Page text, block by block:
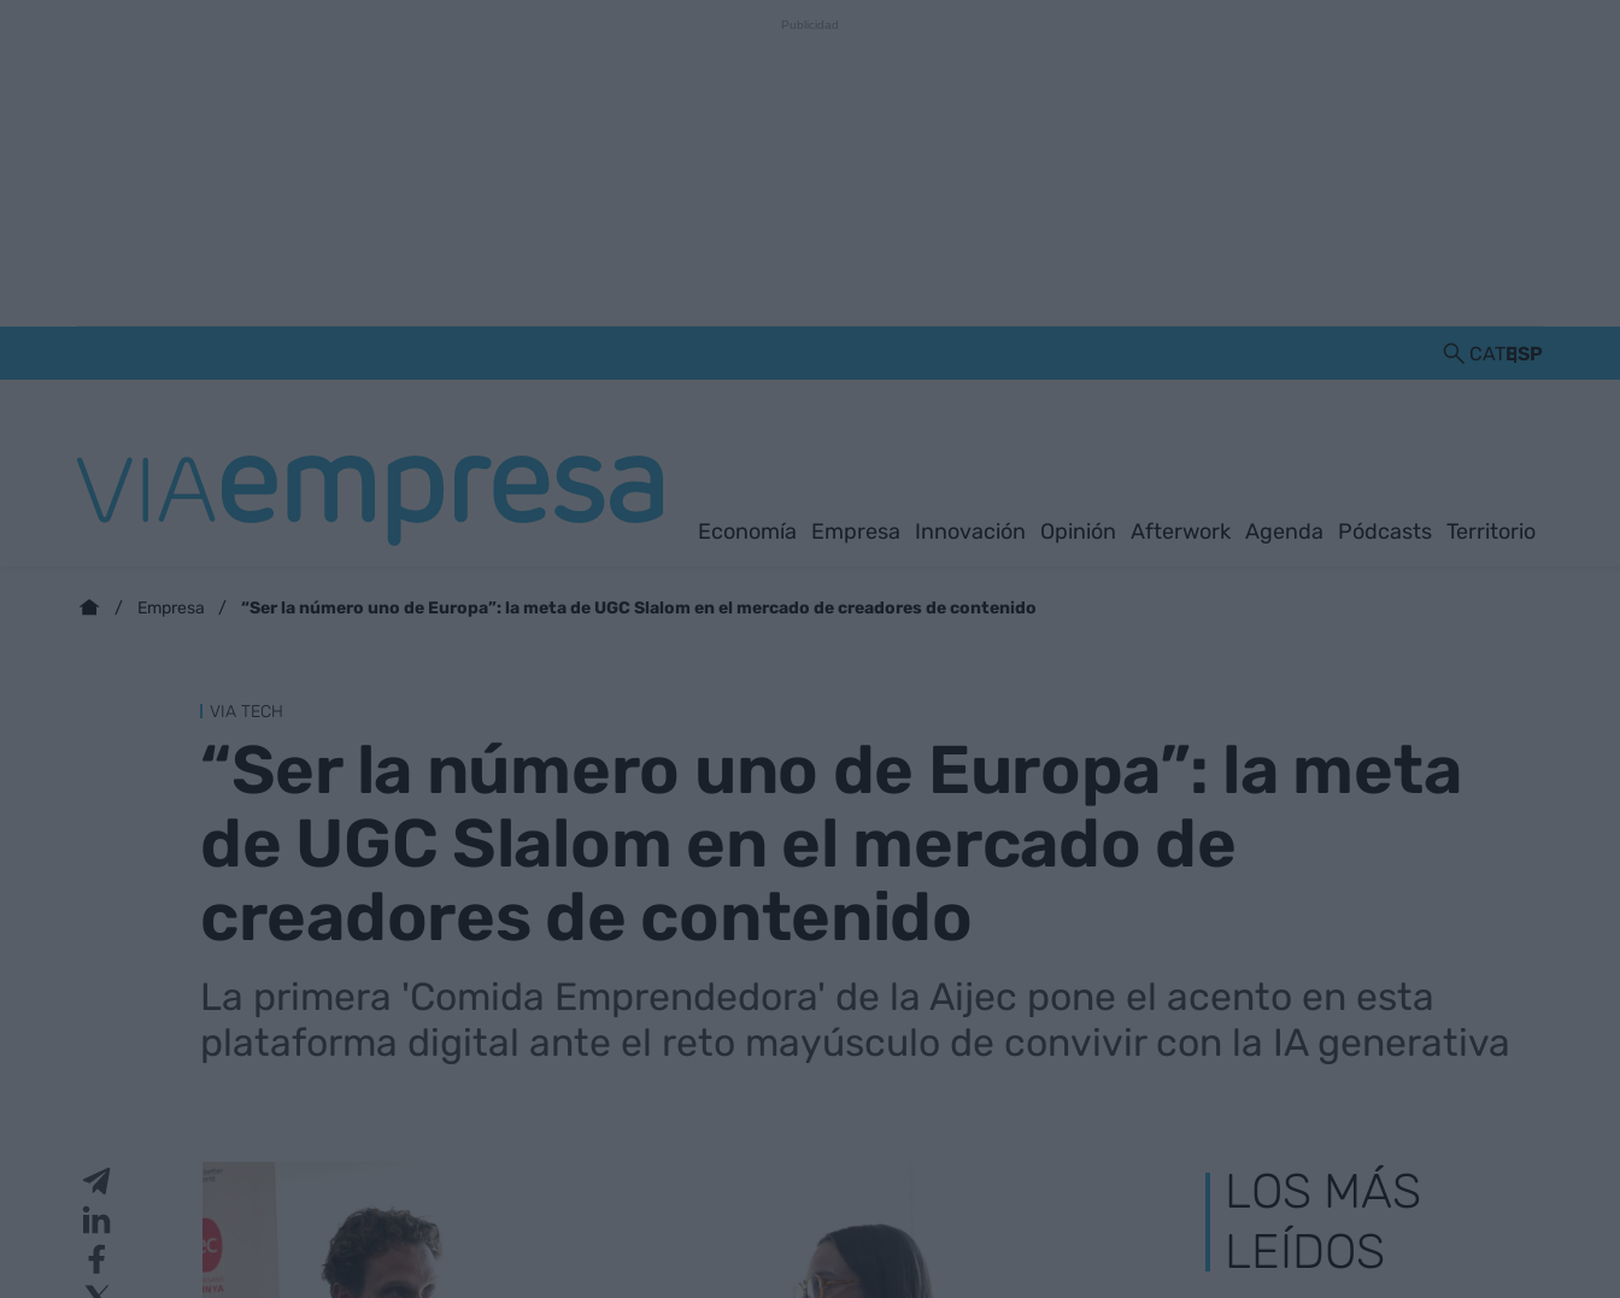
CATESP
Economía Empresa Innovación Opinión Afterwork Agenda Pódcasts Territorio
Empresa “Ser la número uno de Europa”: la meta de UGC Slalom en el mercado de creadores de contenido
VIA TECH
“Ser la número uno de Europa”: la meta
de UGC Slalom en el mercado de
creadores de contenido
La primera 'Comida Emprendedora' de la Aijec pone el acento en esta
plataforma digital ante el reto mayúsculo de convivir con la IA generativa
LOS MÁS
LEÍDOS